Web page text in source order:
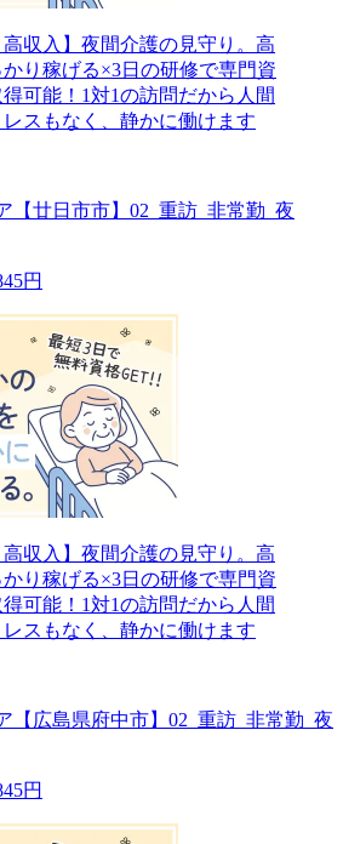
高収入】夜間介護の見守り。高
り稼げる×3日の研修で専門資
可能！1対1の訪問だから人間
スもなく、静かに働けます
【廿日市市】02_重訪_非常勤_夜
円
高収入】夜間介護の見守り。高
り稼げる×3日の研修で専門資
可能！1対1の訪問だから人間
スもなく、静かに働けます
【広島県府中市】02_重訪_非常勤_夜
円